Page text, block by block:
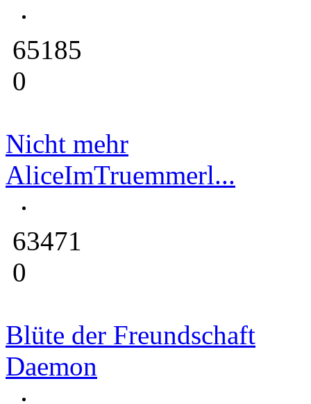
65185
0
Nicht mehr
AliceImTruemmerl...
63471
0
Blüte der Freundschaft
Daemon